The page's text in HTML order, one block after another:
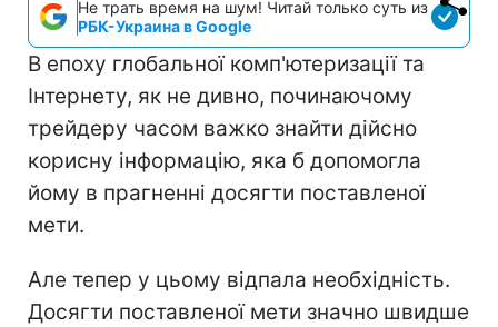
Не трать время на шум! Читай только суть из
РБК-Украина в Google
В епоху глобальної комп'ютеризації та
Інтернету, як не дивно, починаючому
трейдеру часом важко знайти дійсно
корисну інформацію, яка б допомогла
йому в прагненні досягти поставленої
мети.
Але тепер у цьому відпала необхідність.
Досягти поставленої мети значно швидше